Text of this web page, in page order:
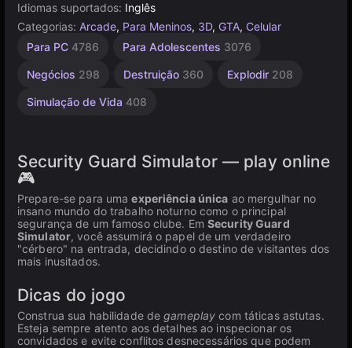
Idiomas suportados: Inglês
Categorias: Arcade, Para Meninos, 3D, GTA, Celular
Para PC 4786 Para Adolescentes 3076
Negócios 298 Destruição 360 Explodir 208
Simulação de Vida 408
Sem
2852
Arena
Mesa e
5172
Alta
3571
Navegador
Unity
3177
Security Guard Simulator — play online
🎮
Prepare-se para umaexperiência única ao mergulhar no
insano mundo do trabalho noturno como o principal
segurança de um famoso clube. Em Security Guard
Simulator, você assumirá o papel de um verdadeiro
"cérbero" na entrada, decidindo o destino de visitantes dos
mais inusitados.
Dicas do jogo
Construa sua habilidade degameplay com táticas astutas.
Esteja sempre atento aos detalhes ao inspecionar os
convidados e evite conflitos desnecessários que podem